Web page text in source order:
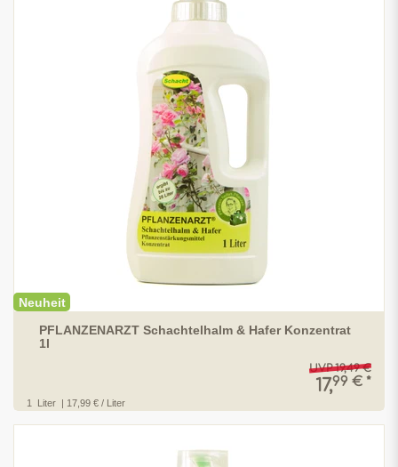
Neuheit
PFLANZENARZT Schachtelhalm & Hafer Konzentrat
1l
UVP 19,49 €
17,99 € *
1 Liter | 17,99 € / Liter